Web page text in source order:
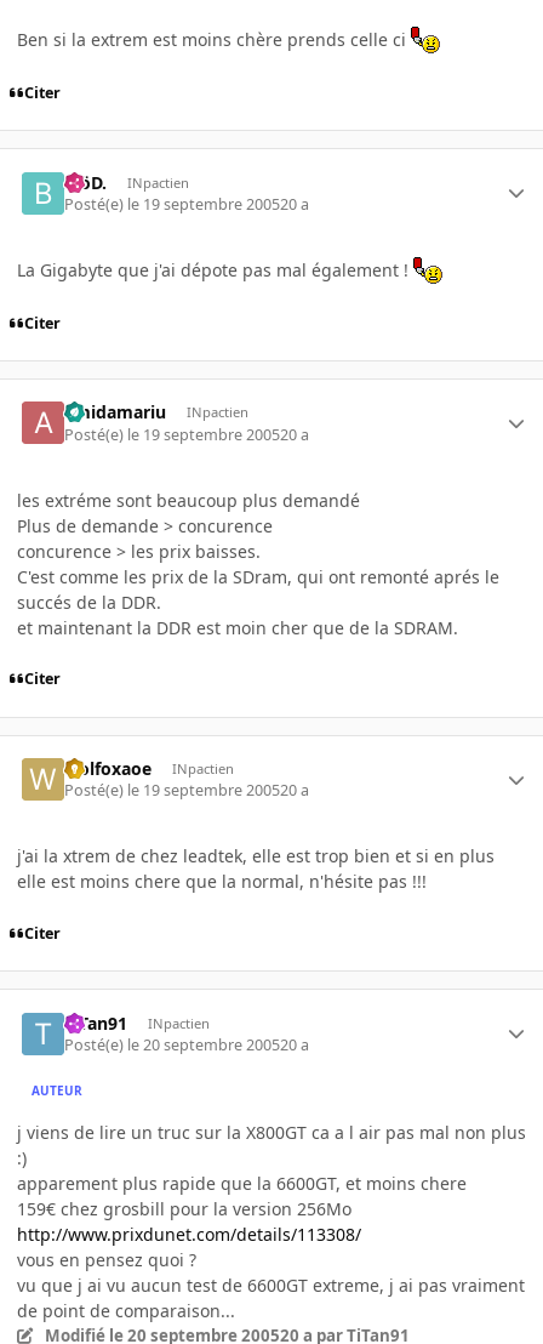
Ben si la extrem est moins chère prends celle ci
Citer
.BöD. INpactien
Posté(e) le 19 septembre 200520 a
La Gigabyte que j'ai dépote pas mal également !
Citer
amidamariu INpactien
Posté(e) le 19 septembre 200520 a
les extréme sont beaucoup plus demandé
Plus de demande > concurence
concurence > les prix baisses.
C'est comme les prix de la SDram, qui ont remonté aprés le
succés de la DDR.
et maintenant la DDR est moin cher que de la SDRAM.
Citer
wolfoxaoe INpactien
Posté(e) le 19 septembre 200520 a
j'ai la xtrem de chez leadtek, elle est trop bien et si en plus
elle est moins chere que la normal, n'hésite pas !!!
Citer
TiTan91 INpactien
Posté(e) le 20 septembre 200520 a
AUTEUR
j viens de lire un truc sur la X800GT ca a l air pas mal non plus
:)
apparement plus rapide que la 6600GT, et moins chere
159€ chez grosbill pour la version 256Mo
http://www.prixdunet.com/details/113308/
vous en pensez quoi ?
vu que j ai vu aucun test de 6600GT extreme, j ai pas vraiment
de point de comparaison...
Modifié le 20 septembre 200520 a par TiTan91